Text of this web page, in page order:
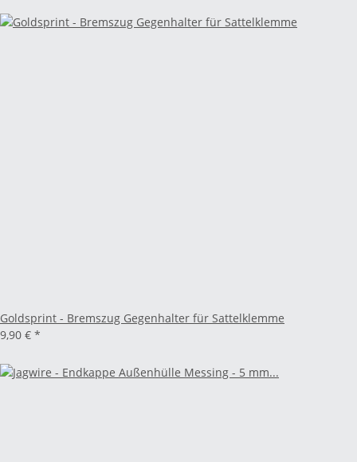
Goldsprint - Bremszug Gegenhalter für Sattelklemme
9,90 € *